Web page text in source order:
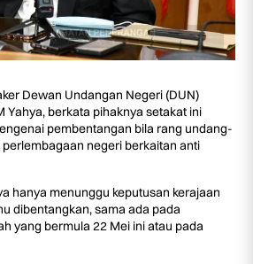
Dewan Undangan Negeri (DUN)
Yahya, berkata pihaknya setakat ini
pembentangan bila rang undang-
perlembagaan negeri berkaitan anti
hanya menunggu keputusan kerajaan
dibentangkan, sama ada pada
yang bermula 22 Mei ini atau pada